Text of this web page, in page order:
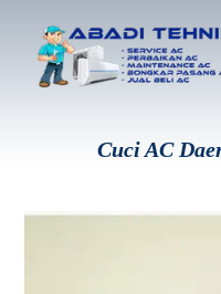
Cuci AC